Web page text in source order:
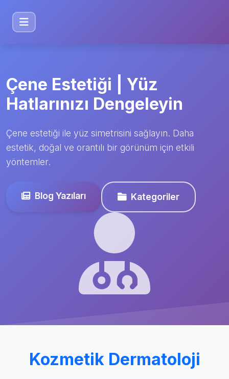
Çene Estetiği | Yüz
Hatlarınızı Dengeleyin
Çene estetiği ile yüz simetrisini sağlayın. Daha
estetik, doğal ve orantılı bir görünüm için etkili
yöntemler.
Blog Yazıları Kategoriler
Kozmetik Dermatoloji